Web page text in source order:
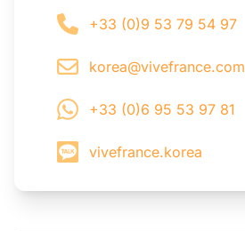
+33 (0)9 53 79 54 97
korea@vivefrance.com
+33 (0)6 95 53 97 81
vivefrance.korea